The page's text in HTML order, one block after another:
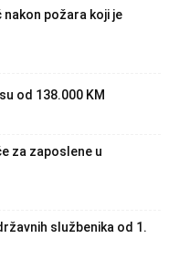
požara koji je
od 138.000 KM
za zaposlene u
službenika od 1.